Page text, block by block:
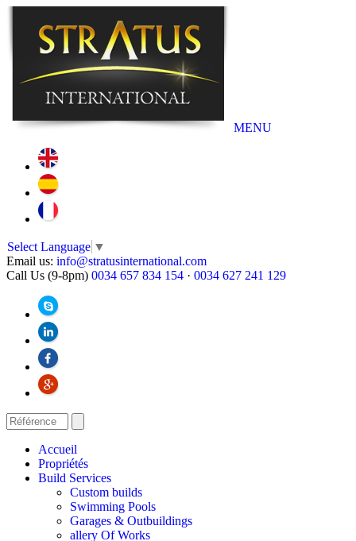
MENU
Select Language ▼
Email us: info@stratusinternational.com
Call Us (9-8pm) 0034 657 834 154 · 0034 627 241 129
Accueil
Propriétés
Build Services
Custom builds
Swimming Pools
Garages & Outbuildings
allery Of Works